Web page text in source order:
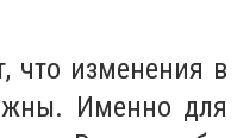
что изменения в
Именно для